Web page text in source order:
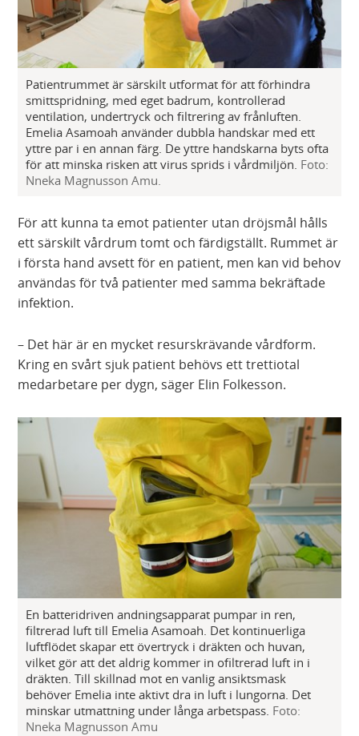
Patientrummet är särskilt utformat för att förhindra
smittspridning, med eget badrum, kontrollerad
ventilation, undertryck och filtrering av frånluften.
Emelia Asamoah använder dubbla handskar med ett
yttre par i en annan färg. De yttre handskarna byts ofta
för att minska risken att virus sprids i vårdmiljön. Foto:
Nneka Magnusson Amu.
För att kunna ta emot patienter utan dröjsmål hålls
ett särskilt vårdrum tomt och färdigställt. Rummet är
i första hand avsett för en patient, men kan vid behov
användas för två patienter med samma bekräftade
infektion.
– Det här är en mycket resurskrävande vårdform.
Kring en svårt sjuk patient behövs ett trettiotal
medarbetare per dygn, säger Elin Folkesson.
En batteridriven andningsapparat pumpar in ren,
filtrerad luft till Emelia Asamoah. Det kontinuerliga
luftflödet skapar ett övertryck i dräkten och huvan,
vilket gör att det aldrig kommer in ofiltrerad luft in i
dräkten. Till skillnad mot en vanlig ansiktsmask
behöver Emelia inte aktivt dra in luft i lungorna. Det
minskar utmattning under långa arbetspass. Foto:
Nneka Magnusson Amu